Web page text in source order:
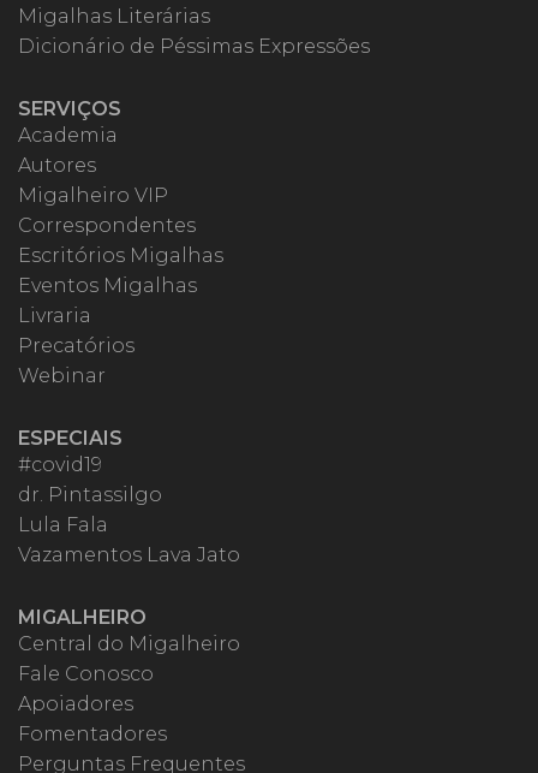
Migalhas Literárias
Dicionário de Péssimas Expressões
SERVIÇOS
Academia
Autores
Migalheiro VIP
Correspondentes
Escritórios Migalhas
Eventos Migalhas
Livraria
Precatórios
Webinar
ESPECIAIS
#covid19
dr. Pintassilgo
Lula Fala
Vazamentos Lava Jato
MIGALHEIRO
Central do Migalheiro
Fale Conosco
Apoiadores
Fomentadores
Perguntas Frequentes